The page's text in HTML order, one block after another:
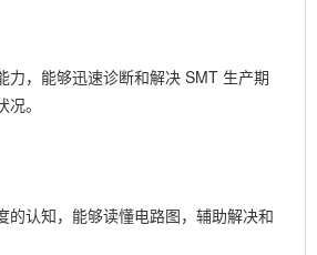
力，能够迅速诊断和解决 SMT 生产期
。
的认知，能够读懂电路图，辅助解决和